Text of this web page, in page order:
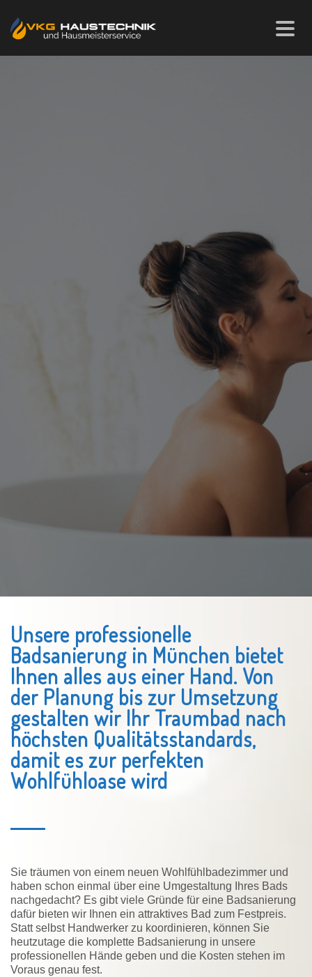
Unsere professionelle
Badsanierung in München bietet
Ihnen alles aus einer Hand. Von
der Planung bis zur Umsetzung
gestalten wir Ihr Traumbad nach
höchsten Qualitätsstandards,
damit es zur perfekten
Wohlfühloase wird
Sie träumen von einem neuen Wohlfühlbadezimmer und
haben schon einmal über eine Umgestaltung Ihres Bads
nachgedacht? Es gibt viele Gründe für eine Badsanierung
dafür bieten wir Ihnen ein attraktives Bad zum Festpreis.
Statt selbst Handwerker zu koordinieren, können Sie
heutzutage die komplette Badsanierung in unsere
professionellen Hände geben und die Kosten stehen im
Voraus genau fest.